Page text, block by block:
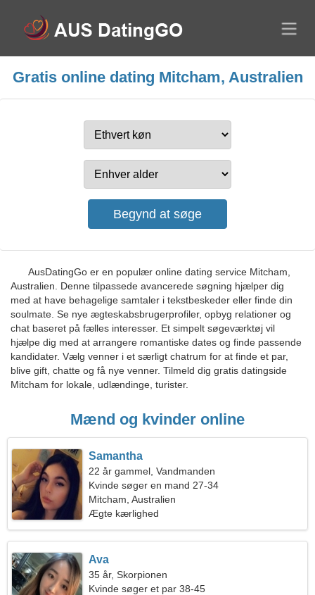
Gratis online dating Mitcham, Australien
AusDatingGo er en populær online dating service Mitcham,
Australien. Denne tilpassede avancerede søgning hjælper dig
med at have behagelige samtaler i tekstbeskeder eller finde din
soulmate. Se nye ægteskabsbrugerprofiler, opbyg relationer og
chat baseret på fælles interesser. Et simpelt søgeværktøj vil
hjælpe dig med at arrangere romantiske dates og finde passende
kandidater. Vælg venner i et særligt chatrum for at finde et par,
blive gift, chatte og få nye venner. Tilmeld dig gratis datingside
Mitcham for lokale, udlændinge, turister.
Mænd og kvinder online
Samantha
22 år gammel, Vandmanden
Kvinde søger en mand 27-34
Mitcham, Australien
Ægte kærlighed
Ava
35 år, Skorpionen
Kvinde søger et par 38-45